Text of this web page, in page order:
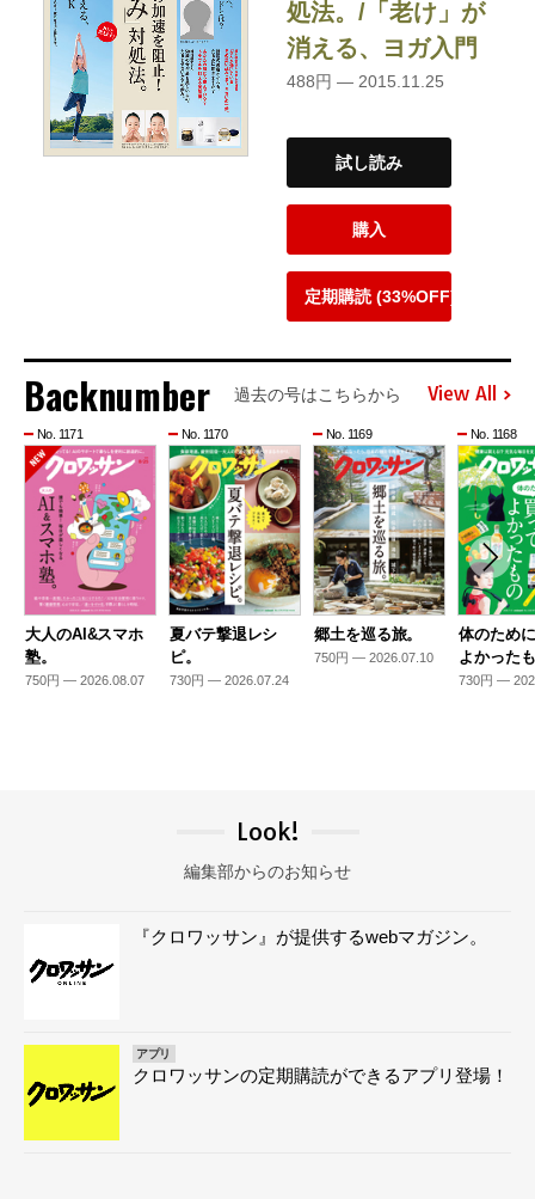
処法。/「老け」が
消える、ヨガ入門
488円 — 2015.11.25
試し読み
購入
定期購読 (33%OFF)
Backnumber 過去の号はこちらから View All
No. 1171
大人のAI&スマホ
塾。
750円 — 2026.08.07
No. 1170
夏バテ撃退レシ
ピ。
730円 — 2026.07.24
No. 1169
郷土を巡る旅。
750円 — 2026.07.10
No. 1168
体のため
よかった
730円 —
Look!
編集部からのお知らせ
『クロワッサン』が提供するwebマガジン。
アプリ
クロワッサンの定期購読ができるアプリ登場！